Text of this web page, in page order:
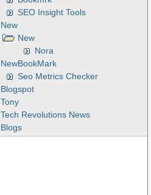
SEO Insight Tools
New
New
Nora
NewBookMark
Seo Metrics Checker
Blogspot
Tony
Tech Revolutions News
Blogs